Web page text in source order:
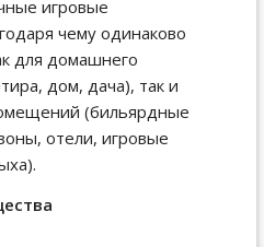
игровые
чему одинаково
для домашнего
дом, дача), так и
(бильярдные
отели, игровые